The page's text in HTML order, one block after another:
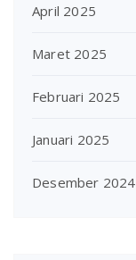
April 2025
Maret 2025
Februari 2025
Januari 2025
Desember 2024